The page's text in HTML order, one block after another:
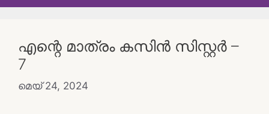
എന്റെ മാത്രം കസിൻ സിസ്റ്റർ –
7
മെയ്‌ 24, 2024